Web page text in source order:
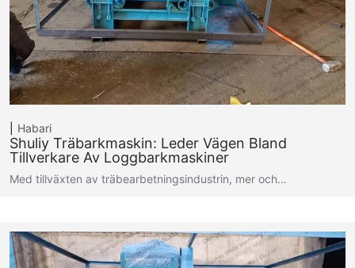
Habari
Shuliy Träbarkmaskin: Leder Vägen Bland
Tillverkare Av Loggbarkmaskiner
Med tillväxten av träbearbetningsindustrin, mer och…